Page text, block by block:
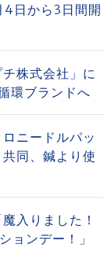
日から3日間開
株式会社」に
環ブランドへ
ニードルパッ
同、鍼より使
入りました！
ョンデー！」